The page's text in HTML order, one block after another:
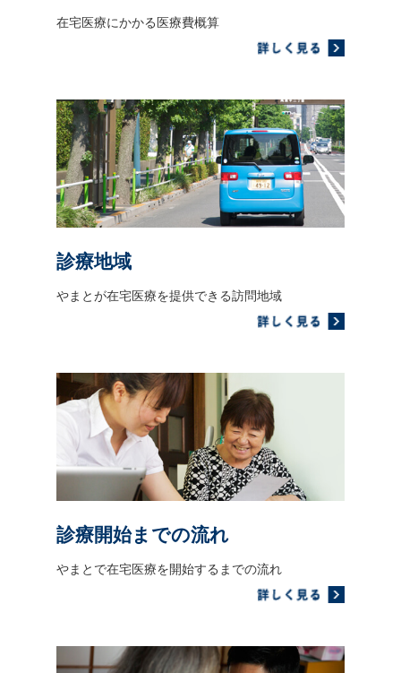
在宅医療にかかる医療費概算
診療地域
やまとが在宅医療を提供できる訪問地域
診療開始までの流れ
やまとで在宅医療を開始するまでの流れ